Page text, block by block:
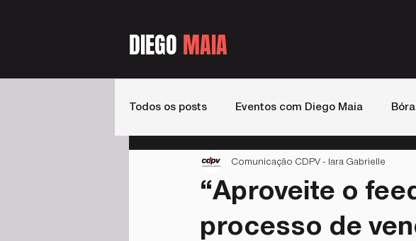
DIEGO MAIA
Todos os posts Eventos com Diego Maia
Livros Podcast de Vendas
“Aproveite o
processo de
Comunicação CDPV - Iara Gabrielle